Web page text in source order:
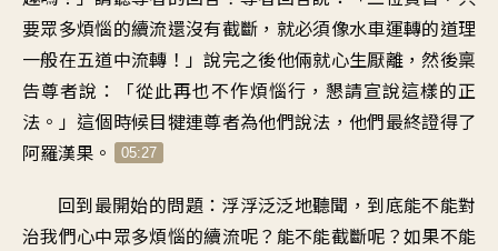
要眾多煩惱的續流還沒有截斷 ， 就必須像水車運轉的道理
一般在五道中流轉 ！」說完之後他倆就心生厭離 ，然後稟
告尊者說 ：「從此再也不作煩惱行 ， 懇請宣說這樣的正
法 。」 這個時候目犍連尊者為他們說法 ，他們最終證得了
阿羅漢果 。 05:27
回到最開始的問題： 浮浮泛泛地聽聞 ， 到底能不能對
治我們心中眾多煩惱的續流呢？ 能不能截斷呢 ？如果不能